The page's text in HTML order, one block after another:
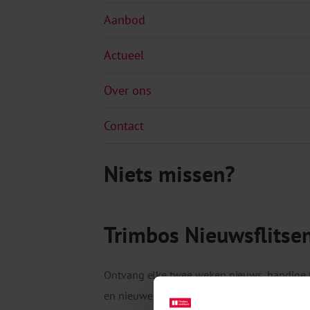
Aanbod
Actueel
Over ons
Contact
Niets missen?
Trimbos
Ontvang elke twee weken nieuws, handige
en nieuwe publicaties van het Trimbos-